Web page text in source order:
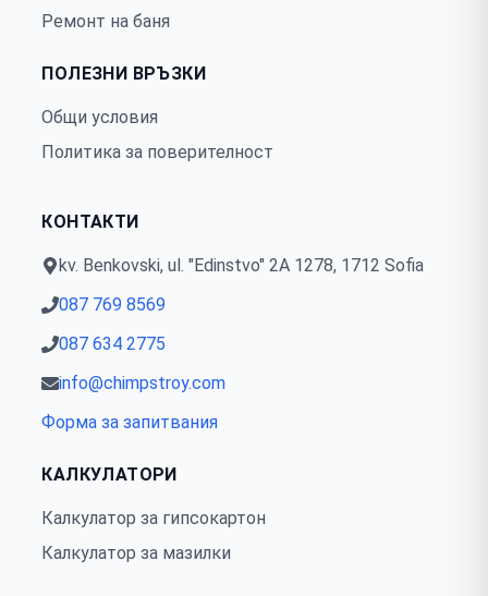
Ремонт на баня
ПОЛЕЗНИ ВРЪЗКИ
Общи условия
Политика за поверителност
КОНТАКТИ
kv. Benkovski, ul. "Edinstvo" 2А 1278, 1712 Sofia
087 769 8569
087 634 2775
info@chimpstroy.com
Форма за запитвания
КАЛКУЛАТОРИ
Калкулатор за гипсокартон
Калкулатор за мазилки